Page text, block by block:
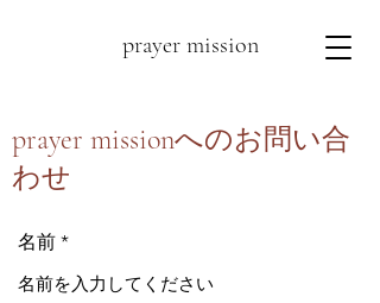
prayer mission
prayer missionへのお問い合
わせ
名前